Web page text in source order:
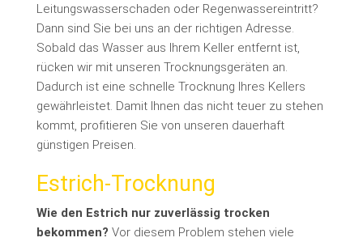
Leitungswasserschaden oder Regenwassereintritt?
Dann sind Sie bei uns an der richtigen Adresse.
Sobald das Wasser aus Ihrem Keller entfernt ist,
rücken wir mit unseren Trocknungsgeräten an.
Dadurch ist eine schnelle Trocknung Ihres Kellers
gewährleistet. Damit Ihnen das nicht teuer zu stehen
kommt, profitieren Sie von unseren dauerhaft
günstigen Preisen.
Estrich-Trocknung
Wie den Estrich nur zuverlässig trocken
bekommen? Vor diesem Problem stehen viele